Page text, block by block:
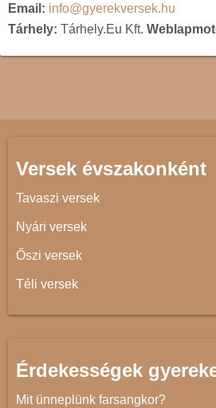
Email: info@gyerekversek.hu
Tárhely: Tárhely.Eu Kft.
Versek évszakonként
Tavaszi versek
Nyári versek
Őszi versek
Téli versek
Érdekességek
Mit ünneplünk farsangkor?